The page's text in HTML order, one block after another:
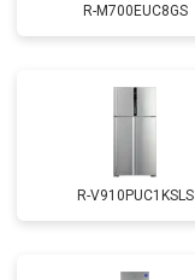
R-M700EUC8GS
R-V910PUC1KSLS